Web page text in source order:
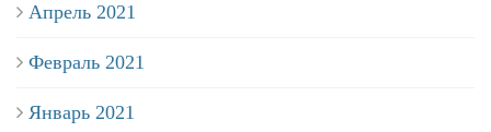
Апрель 2021
Февраль 2021
Январь 2021